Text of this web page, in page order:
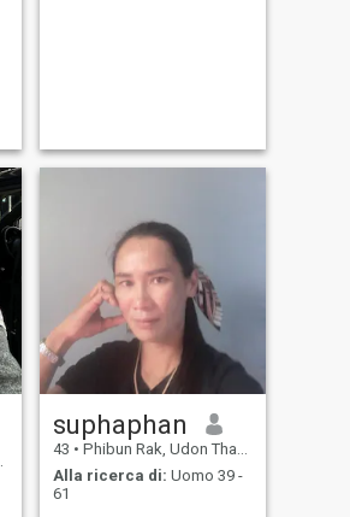
suphaphan
43 • Phibun Rak, Udon Thani, Thailandia
Alla ricerca di: Uomo 39 -
61